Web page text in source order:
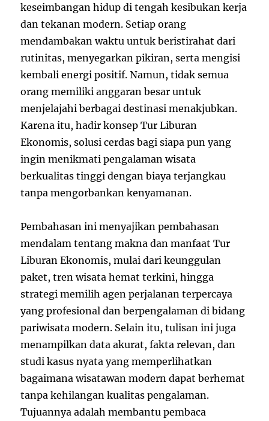
keseimbangan hidup di tengah kesibukan kerja
dan tekanan modern. Setiap orang
mendambakan waktu untuk beristirahat dari
rutinitas, menyegarkan pikiran, serta mengisi
kembali energi positif. Namun, tidak semua
orang memiliki anggaran besar untuk
menjelajahi berbagai destinasi menakjubkan.
Karena itu, hadir konsep Tur Liburan
Ekonomis, solusi cerdas bagi siapa pun yang
ingin menikmati pengalaman wisata
berkualitas tinggi dengan biaya terjangkau
tanpa mengorbankan kenyamanan.
Pembahasan ini menyajikan pembahasan
mendalam tentang makna dan manfaat Tur
Liburan Ekonomis, mulai dari keunggulan
paket, tren wisata hemat terkini, hingga
strategi memilih agen perjalanan terpercaya
yang profesional dan berpengalaman di bidang
pariwisata modern. Selain itu, tulisan ini juga
menampilkan data akurat, fakta relevan, dan
studi kasus nyata yang memperlihatkan
bagaimana wisatawan modern dapat berhemat
tanpa kehilangan kualitas pengalaman.
Tujuannya adalah membantu pembaca